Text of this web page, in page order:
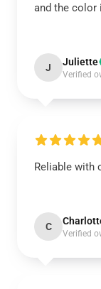
and the color
J Juliette
Verified
Reliable with
C
Verified